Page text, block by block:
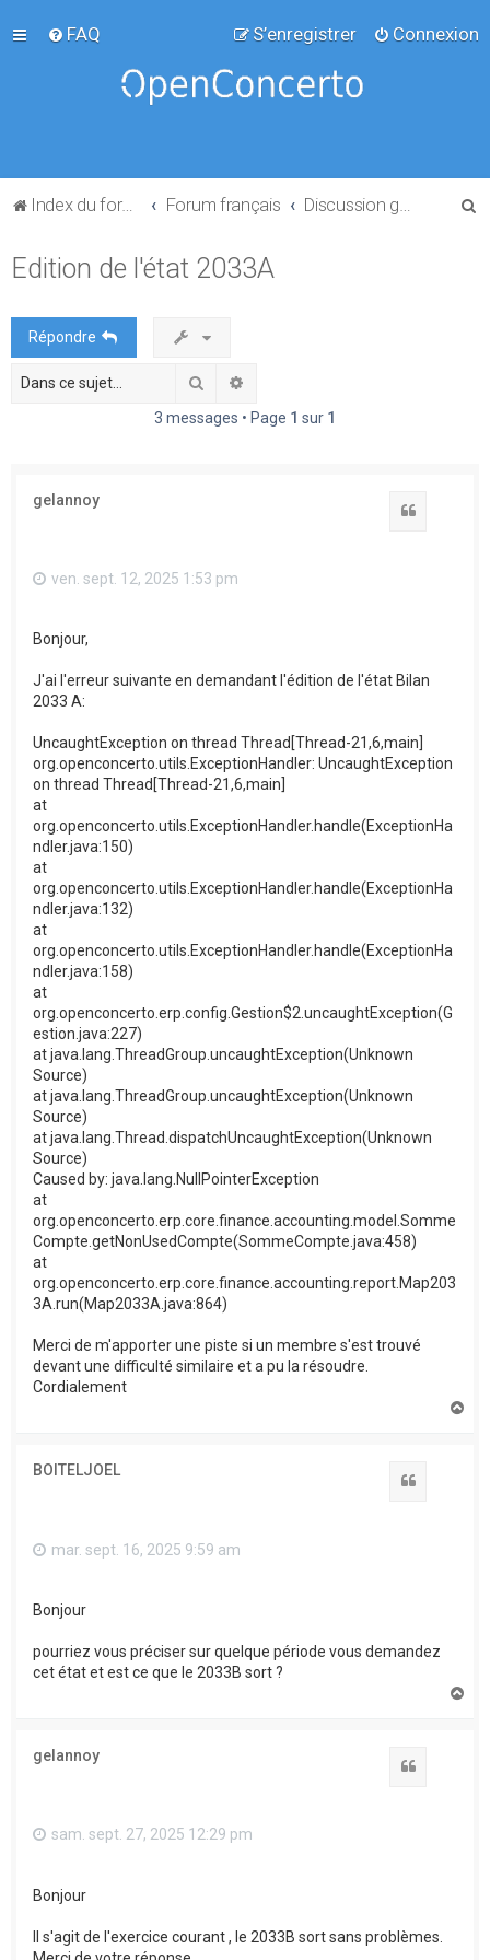
FAQ Connexion
S’enregistrer
Index du forum Forum français
Edition de l'état 2033A
Répondre
Rechercher
3 messages • Page 1 sur 1
gelannoy
ven. sept. 12, 2025 1:53 pm
Bonjour,
J'ai l'erreur suivante en demandant l'édition de l'état Bilan
2033 A:
UncaughtException on thread Thread[Thread-21,6,main]
org.openconcerto.utils.ExceptionHandler: UncaughtException
on thread Thread[Thread-21,6,main]
at
org.openconcerto.utils.ExceptionHandler.handle(ExceptionHa
ndler.java:150)
at
org.openconcerto.utils.ExceptionHandler.handle(ExceptionHa
ndler.java:132)
at
org.openconcerto.utils.ExceptionHandler.handle(ExceptionHa
ndler.java:158)
at
org.openconcerto.erp.config.Gestion$2.uncaughtException(G
estion.java:227)
at java.lang.ThreadGroup.uncaughtException(Unknown
Source)
at java.lang.ThreadGroup.uncaughtException(Unknown
Source)
at java.lang.Thread.dispatchUncaughtException(Unknown
Source)
Caused by: java.lang.NullPointerException
at
org.openconcerto.erp.core.finance.accounting.model.Somme
Compte.getNonUsedCompte(SommeCompte.java:458)
at
org.openconcerto.erp.core.finance.accounting.report.Map203
3A.run(Map2033A.java:864)
Merci de m'apporter une piste si un membre s'est trouvé
devant une difficulté similaire et a pu la résoudre.
Cordialement
BOITELJOEL
mar. sept. 16, 2025 9:59 am
Bonjour
pourriez vous préciser sur quelque période vous demandez
cet état et est ce que le 2033B sort ?
gelannoy
sam. sept. 27, 2025 12:29 pm
Bonjour
Il s'agit de l'exercice courant , le 2033B sort sans problèmes.